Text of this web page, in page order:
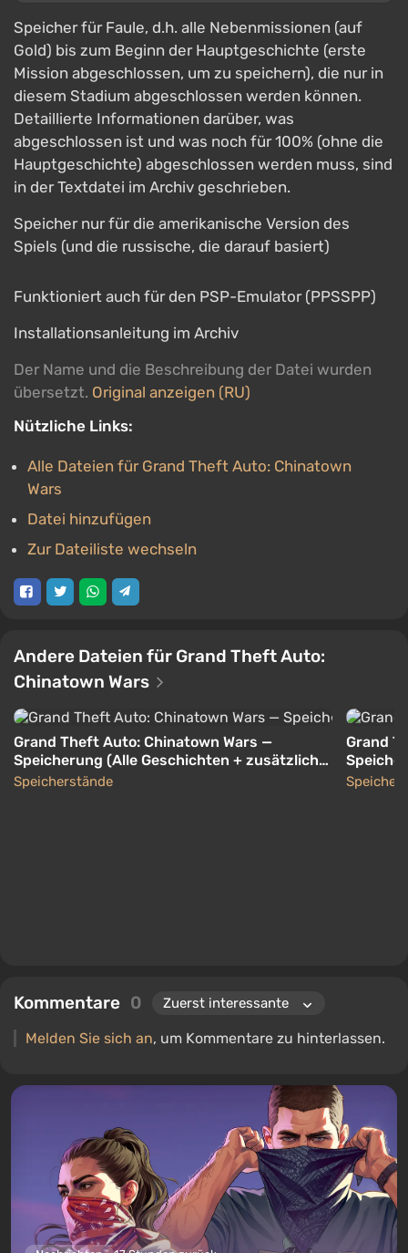
Speicher für Faule, d.h. alle Nebenmissionen (auf
Gold) bis zum Beginn der Hauptgeschichte (erste
Mission abgeschlossen, um zu speichern), die nur in
diesem Stadium abgeschlossen werden können.
Detaillierte Informationen darüber, was
abgeschlossen ist und was noch für 100% (ohne die
Hauptgeschichte) abgeschlossen werden muss, sind
in der Textdatei im Archiv geschrieben.
Speicher nur für die amerikanische Version des
Spiels (und die russische, die darauf basiert)
Funktioniert auch für den PSP-Emulator (PPSSPP)
Installationsanleitung im Archiv
Der Name und die Beschreibung der Datei wurden
übersetzt. Original anzeigen (RU)
Nützliche Links:
Alle Dateien für Grand Theft Auto: Chinatown
Wars
Datei hinzufügen
Zur Dateiliste wechseln
Andere Dateien für Grand Theft Auto:
Chinatown Wars
Grand Theft Auto: Chinatown Wars —
Speicherung (Alle Geschichten + zusätzliche
Missionen freigeschaltet) [Android]
Speicherstände
Grand
[PSP]
Kommentare 0
Melden Sie sich an, um Kommentare zu hinterlassen.